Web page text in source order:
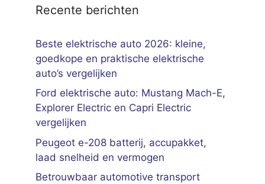
Recente berichten
Beste elektrische auto 2026: kleine,
goedkope en praktische elektrische
auto’s vergelijken
Ford elektrische auto: Mustang Mach-E,
Explorer Electric en Capri Electric
vergelijken
Peugeot e-208 batterij, accupakket,
laad snelheid en vermogen
Betrouwbaar automotive transport